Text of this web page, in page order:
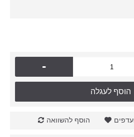
-
הוסף לעגלה
הוסף להשוואה